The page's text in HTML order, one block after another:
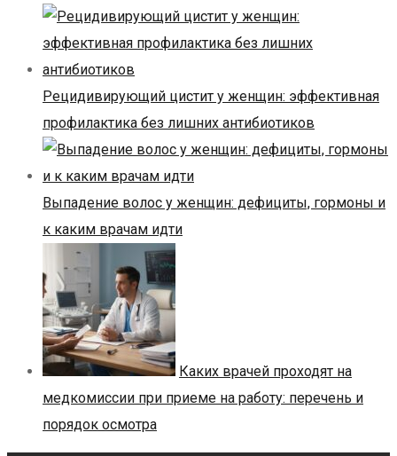
Рецидивирующий цистит у женщин: эффективная
профилактика без лишних антибиотиков
Выпадение волос у женщин: дефициты, гормоны и
к каким врачам идти
Каких врачей проходят на
медкомиссии при приеме на работу: перечень и
порядок осмотра